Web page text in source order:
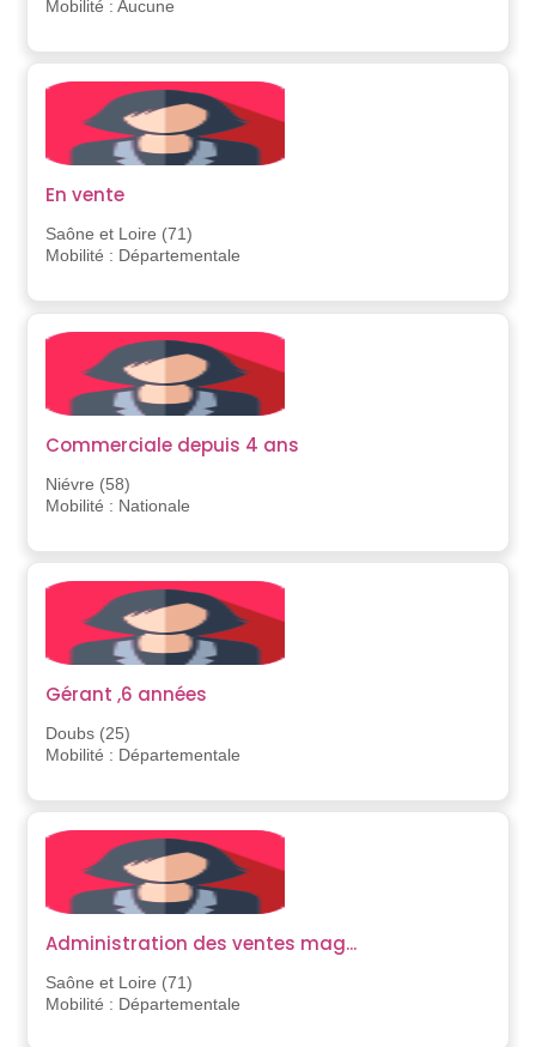
Mobilité : Aucune
En vente
Saône et Loire (71)
Mobilité : Départementale
Commerciale depuis 4 ans
Niévre (58)
Mobilité : Nationale
Gérant ,6 années
Doubs (25)
Mobilité : Départementale
Administration des ventes mag...
Saône et Loire (71)
Mobilité : Départementale